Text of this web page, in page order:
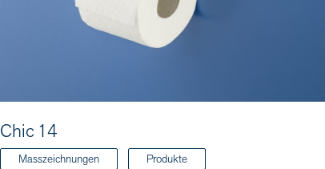
Chic 14
Masszeichnungen Produkte